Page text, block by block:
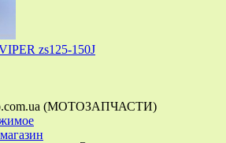
zs125-150J
(МОТОЗАПЧАСТИ)